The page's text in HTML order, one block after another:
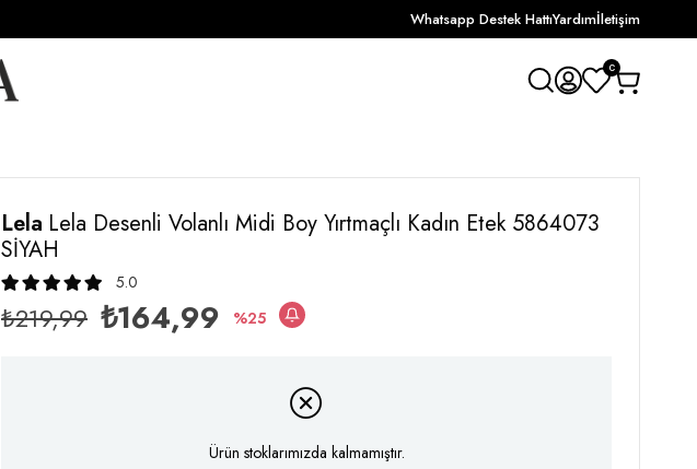
Whatsapp Destek HattıYardımİletişim
0
Lela Lela Desenli Volanlı Midi Boy Yırtmaçlı Kadın Etek 5864073
SİYAH
5.0
₺219,99 ₺164,99 25
Ürün stoklarımızda kalmamıştır.